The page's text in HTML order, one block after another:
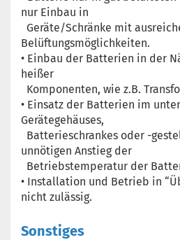
nur Einbau in
Geräte/Schränke mit
Belüftungsmöglichkeiten.
• Einbau der Batterien in der
heißer
Komponenten, wie z.B.
• Einsatz der Batterien im
Gerätegehäuses,
Batterieschrankes oder -
unnötigen Anstieg der
Betriebstemperatur der
• Installation und Betrieb in
nicht zulässig.
Sonstiges